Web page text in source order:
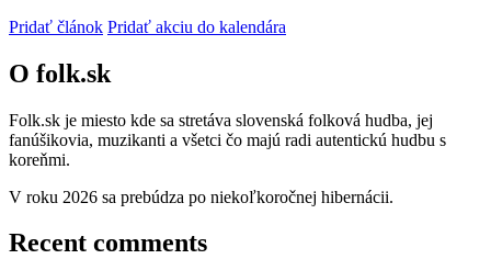
Pridať článok Pridať akciu do kalendára
O folk.sk
Folk.sk je miesto kde sa stretáva slovenská folková hudba, jej
fanúšikovia, muzikanti a všetci čo majú radi autentickú hudbu s
koreňmi.
V roku 2026 sa prebúdza po niekoľkoročnej hibernácii.
Recent comments